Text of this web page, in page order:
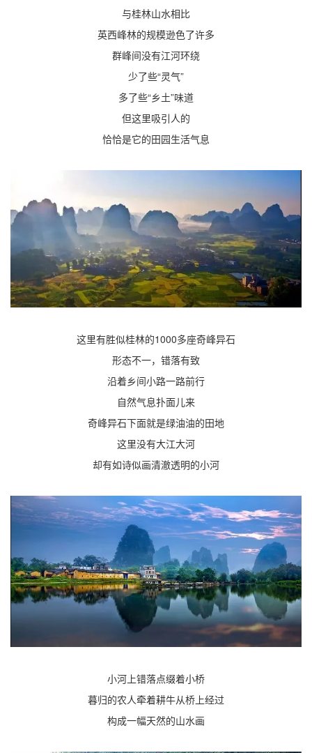
与桂林山水相比
英西峰林的规模逊色了许多
群峰间没有江河环绕
少了些“灵气”
多了些“乡土”味道
但这里吸引人的
恰恰是它的田园生活气息
这里有胜似桂林的1000多座奇峰异石
形态不一，错落有致
沿着乡间小路一路前行
自然气息扑面儿来
奇峰异石下面就是绿油油的田地
这里没有大江大河
却有如诗似画清澈透明的小河
小河上错落点缀着小桥
暮归的农人牵着耕牛从桥上经过
构成一幅天然的山水画